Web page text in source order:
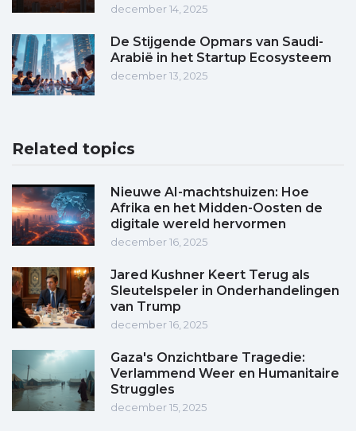
december 14, 2025
De Stijgende Opmars van Saudi-
Arabië in het Startup Ecosysteem
december 13, 2025
Related topics
Nieuwe AI-machtshuizen: Hoe
Afrika en het Midden-Oosten de
digitale wereld hervormen
december 16, 2025
Jared Kushner Keert Terug als
Sleutelspeler in Onderhandelingen
van Trump
december 16, 2025
Gaza's Onzichtbare Tragedie:
Verlammend Weer en Humanitaire
Struggles
december 15, 2025